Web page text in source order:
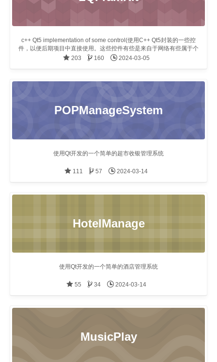
c++ Qt5 implementation of some control(使用C++ Qt5封装的一些控
件，以便后期项目中直接使用。这些控件有些是来自于网络有些属于个
人封装，代码中都有出处)
203 160 2024-03-05
POPManageSystem
使用Qt开发的一个简单的超市收银管理系统
111 57 2024-03-14
HotelManage
使用Qt开发的一个简单的酒店管理系统
55 34 2024-03-14
MusicPlay